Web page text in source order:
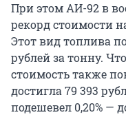
При этом АИ-92 в
рекорд стоимости
Этот вид топлива
рублей за тонну.
стоимость также
достигла 79 393
подешевел 0,20% —